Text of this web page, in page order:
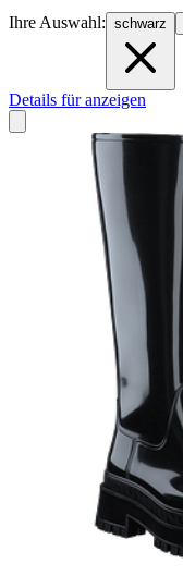
Ihre Auswahl: schwarz
Details für anzeigen